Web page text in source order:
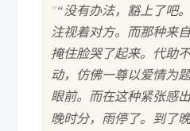
"“没有办法，豁上了吧
注视着对方。而那种来
掩住脸哭了起来。代助
动，仿佛一尊以爱情为
眼前。而在这种紧张感
晚时分，雨停了。到了